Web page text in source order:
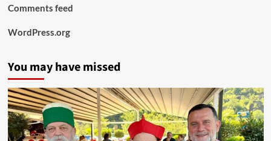
Comments feed
WordPress.org
You may have missed